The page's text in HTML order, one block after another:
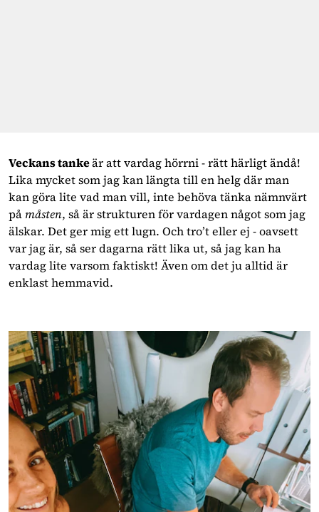
Veckans tanke är att vardag hörrni - rätt härligt ändå!
Lika mycket som jag kan längta till en helg där man
kan göra lite vad man vill, inte behöva tänka nämnvärt
på måsten, så är strukturen för vardagen något som jag
älskar. Det ger mig ett lugn. Och tro’t eller ej - oavsett
var jag är, så ser dagarna rätt lika ut, så jag kan ha
vardag lite varsom faktiskt! Även om det ju alltid är
enklast hemmavid.